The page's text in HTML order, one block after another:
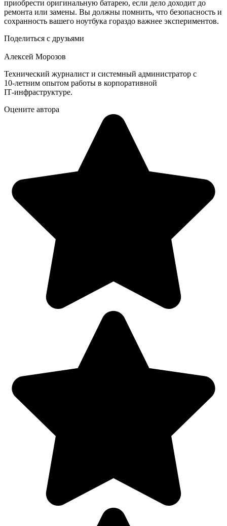
приобрести оригинальную батарею, если дело доходит до
ремонта или замены. Вы должны помнить, что безопасность и
сохранность вашего ноутбука гораздо важнее экспериментов.
Поделиться с друзьями
Алексей Морозов
Технический журналист и системный администратор с
10‑летним опытом работы в корпоративной
IT‑инфраструктуре.
Оцените автора